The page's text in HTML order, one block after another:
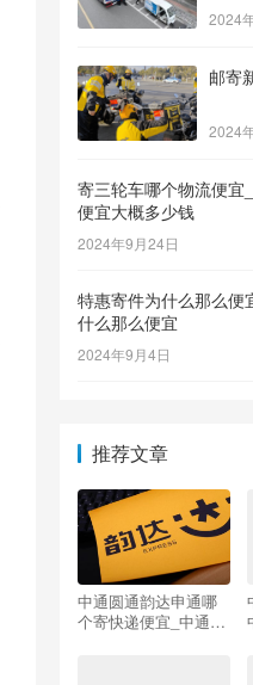
2024
邮寄
2024
寄三轮车哪个物流便宜
便宜大概多少钱
2024年9月24日
特惠寄件为什么那么便
什么那么便宜
2024年9月4日
推荐文章
中通圆通韵达申通哪
个寄快递便宜_中通圆